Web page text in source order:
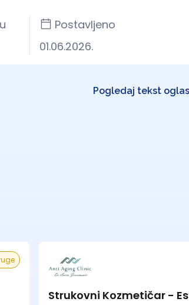
Postavljeno
01.06.2026.
Pogledaj tekst
Strukovni Kozmetičar -